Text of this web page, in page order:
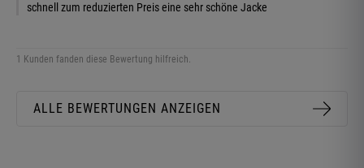
schnell zum reduzierten Preis eine sehr schöne Jacke
1 Kunden fanden diese Bewertung hilfreich.
ALLE BEWERTUNGEN ANZEIGEN